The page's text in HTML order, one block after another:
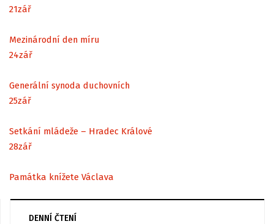
21zář
Mezinárodní den míru
24zář
Generální synoda duchovních
25zář
Setkání mládeže – Hradec Králové
28zář
Památka knížete Václava
DENNÍ ČTENÍ